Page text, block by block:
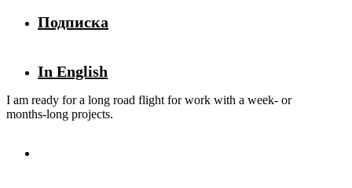
Подписка
In English
I am ready for a long road flight for work with a week- or
months-long projects.